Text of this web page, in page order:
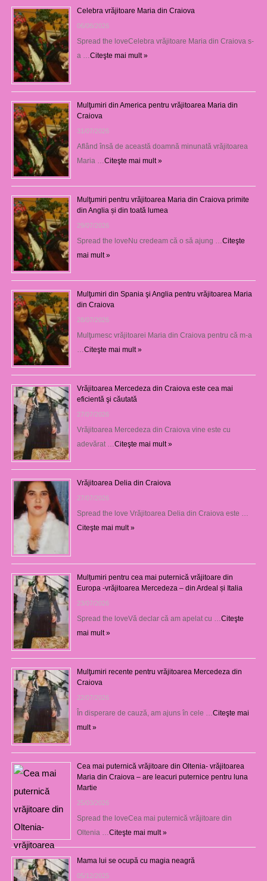
Celebra vrăjitoare Maria din Craiova
06/08/2026
Spread the loveCelebra vrăjitoare Maria din Craiova s-
a …Citeşte mai mult »
Mulţumiri din America pentru vrăjitoarea Maria din
Craiova
31/07/2026
Aflând însă de această doamnă minunată vrăjitoarea
Maria …Citeşte mai mult »
Mulţumiri pentru vrăjitoarea Maria din Craiova primite
din Anglia și din toată lumea
29/07/2026
Spread the loveNu credeam că o să ajung …Citeşte
mai mult »
Mulţumiri din Spania şi Anglia pentru vrăjitoarea Maria
din Craiova
28/07/2026
Mulţumesc vrăjitoarei Maria din Craiova pentru că m-a
…Citeşte mai mult »
Vrăjitoarea Mercedeza din Craiova este cea mai
eficientă şi căutată
27/07/2026
Vrăjitoarea Mercedeza din Craiova vine este cu
adevărat …Citeşte mai mult »
Vrăjitoarea Delia din Craiova
27/07/2026
Spread the love Vrăjitoarea Delia din Craiova este …
Citeşte mai mult »
Mulțumiri pentru cea mai puternică vrăjitoare din
Europa -vrăjitoarea Mercedeza – din Ardeal și Italia
23/07/2026
Spread the loveVă declar că am apelat cu …Citeşte
mai mult »
Mulţumiri recente pentru vrăjitoarea Mercedeza din
Craiova
22/07/2026
În disperare de cauză, am ajuns în cele …Citeşte mai
mult »
Cea mai puternică vrăjitoare din Oltenia- vrăjitoarea
Maria din Craiova – are leacuri puternice pentru luna
Martie
25/03/2026
Spread the loveCea mai puternică vrăjitoare din
Oltenia …Citeşte mai mult »
Mama lui se ocupă cu magia neagră
05/12/2025